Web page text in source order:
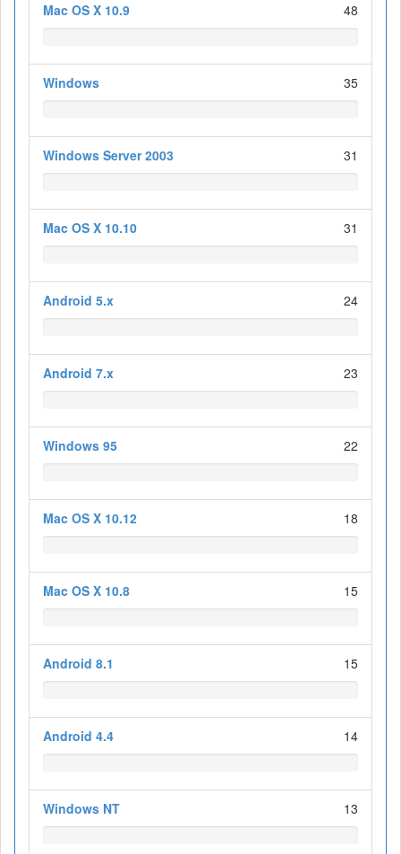
Mac OS X 10.9 48
Windows 35
Windows Server 2003 31
Mac OS X 10.10 31
Android 5.x 24
Android 7.x 23
Windows 95 22
Mac OS X 10.12 18
Mac OS X 10.8 15
Android 8.1 15
Android 4.4 14
Windows NT 13